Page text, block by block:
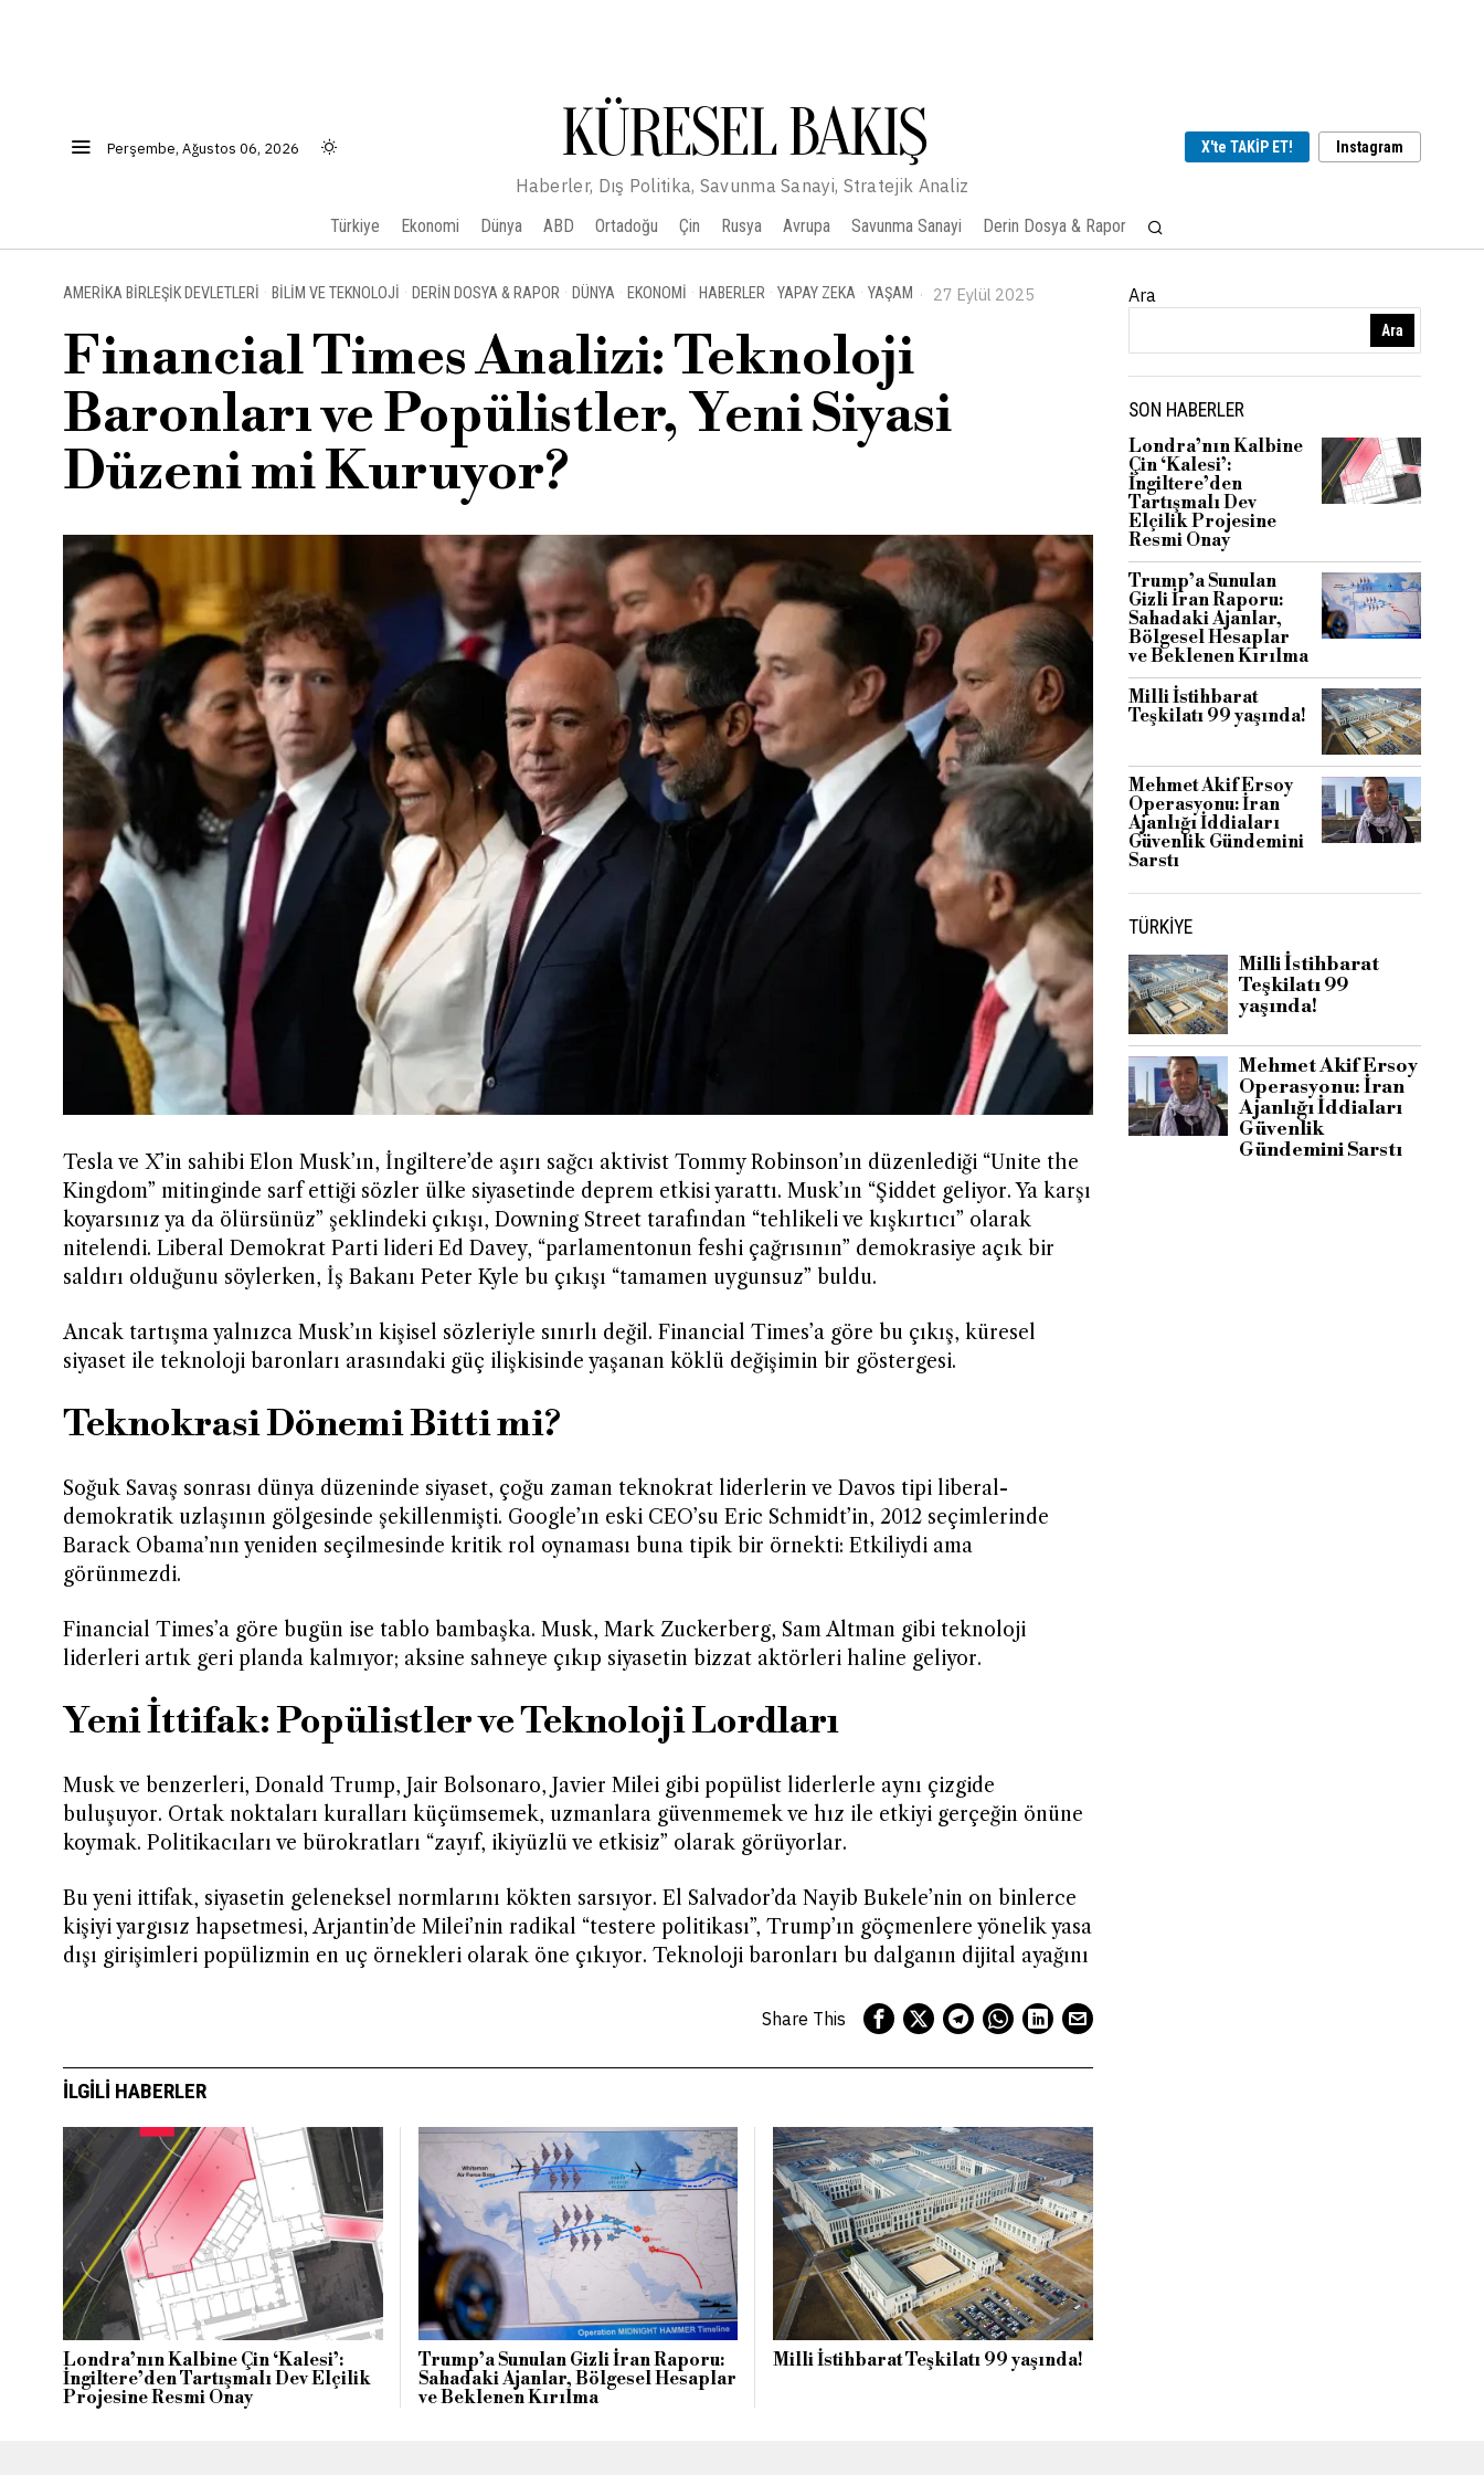
Perşembe, Ağustos 06, 2026 KÜRESEL BAKIŞ
Haberler, Dış Politika, Savunma Sanayi, Stratejik Analiz
X'te TAKİP ET! Instagram
Türkiye Ekonomi Dünya ABD Ortadoğu Çin Rusya Avrupa Savunma Sanayi Derin Dosya & Rapor
AMERIKA BIRLEŞIK DEVLETLERI · BILIM VE TEKNOLOJI · DERIN DOSYA & RAPOR · DÜNYA · EKONOMI · HABERLER · YAPAY ZEKA · YAŞAM 27 Eylül 2025
Financial Times Analizi: Teknoloji
Baronları ve Popülistler, Yeni Siyasi
Düzeni mi Kuruyor?
Tesla ve X’in sahibi Elon Musk’ın, İngiltere’de aşırı sağcı aktivist Tommy Robinson’ın düzenlediği “Unite the
Kingdom” mitinginde sarf ettiği sözler ülke siyasetinde deprem etkisi yarattı. Musk’ın “Şiddet geliyor. Ya karşı
koyarsınız ya da ölürsünüz” şeklindeki çıkışı, Downing Street tarafından “tehlikeli ve kışkırtıcı” olarak
nitelendi. Liberal Demokrat Parti lideri Ed Davey, “parlamentonun feshi çağrısının” demokrasiye açık bir
saldırı olduğunu söylerken, İş Bakanı Peter Kyle bu çıkışı “tamamen uygunsuz” buldu.
Ancak tartışma yalnızca Musk’ın kişisel sözleriyle sınırlı değil. Financial Times’a göre bu çıkış, küresel
siyaset ile teknoloji baronları arasındaki güç ilişkisinde yaşanan köklü değişimin bir göstergesi.
Teknokrasi Dönemi Bitti mi?
Soğuk Savaş sonrası dünya düzeninde siyaset, çoğu zaman teknokrat liderlerin ve Davos tipi liberal-
demokratik uzlaşının gölgesinde şekillenmişti. Google’ın eski CEO’su Eric Schmidt’in, 2012 seçimlerinde
Barack Obama’nın yeniden seçilmesinde kritik rol oynaması buna tipik bir örnekti: Etkiliydi ama
görünmezdi.
Financial Times’a göre bugün ise tablo bambaşka. Musk, Mark Zuckerberg, Sam Altman gibi teknoloji
liderleri artık geri planda kalmıyor; aksine sahneye çıkıp siyasetin bizzat aktörleri haline geliyor.
Yeni İttifak: Popülistler ve Teknoloji Lordları
Musk ve benzerleri, Donald Trump, Jair Bolsonaro, Javier Milei gibi popülist liderlerle aynı çizgide
buluşuyor. Ortak noktaları kuralları küçümsemek, uzmanlara güvenmemek ve hız ile etkiyi gerçeğin önüne
koymak. Politikacıları ve bürokratları “zayıf, ikiyüzlü ve etkisiz” olarak görüyorlar.
Bu yeni ittifak, siyasetin geleneksel normlarını kökten sarsıyor. El Salvador’da Nayib Bukele’nin on binlerce
kişiyi yargısız hapsetmesi, Arjantin’de Milei’nin radikal “testere politikası”, Trump’ın göçmenlere yönelik yasa
dışı girişimleri popülizmin en uç örnekleri olarak öne çıkıyor. Teknoloji baronları bu dalganın dijital ayağını
Share This
İLGILI HABERLER
Londra’nın Kalbine Çin ‘Kalesi’:
İngiltere’den Tartışmalı Dev Elçilik
Projesine Resmi Onay
Trump’a Sunulan Gizli İran Raporu:
Sahadaki Ajanlar, Bölgesel Hesaplar
ve Beklenen Kırılma
Milli İstihbarat Teşkilatı 99 yaşında!
Ara
Ara
SON HABERLER
Londra’nın Kalbine
Çin ‘Kalesi’:
İngiltere’den
Tartışmalı Dev
Elçilik Projesine
Resmi Onay
Trump’a Sunulan
Gizli İran Raporu:
Sahadaki Ajanlar,
Bölgesel Hesaplar
ve Beklenen Kırılma
Milli İstihbarat
Teşkilatı 99 yaşında!
Mehmet Akif Ersoy
Operasyonu: İran
Ajanlığı İddiaları
Güvenlik Gündemini
Sarstı
TÜRKIYE
Milli İstihbarat
Teşkilatı 99
yaşında!
Mehmet Akif Ersoy
Operasyonu: İran
Ajanlığı İddiaları
Güvenlik
Gündemini Sarstı